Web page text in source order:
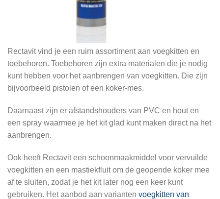
Rectavit vind je een ruim assortiment aan voegkitten en
toebehoren. Toebehoren zijn extra materialen die je nodig
kunt hebben voor het aanbrengen van voegkitten. Die zijn
bijvoorbeeld pistolen of een koker-mes.
Daarnaast zijn er afstandshouders van PVC en hout en
een spray waarmee je het kit glad kunt maken direct na het
aanbrengen.
Ook heeft Rectavit een schoonmaakmiddel voor vervuilde
voegkitten en een mastiekfluit om de geopende koker mee
af te sluiten, zodat je het kit later nog een keer kunt
gebruiken. Het aanbod aan varianten voegkitten van